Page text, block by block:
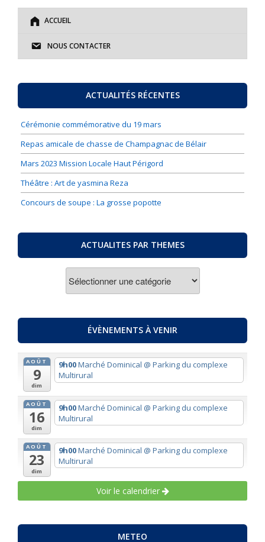
ACCUEIL
NOUS CONTACTER
ACTUALITÉS RÉCENTES
Cérémonie commémorative du 19 mars
Repas amicale de chasse de Champagnac de Bélair
Mars 2023 Mission Locale Haut Périgord
Théâtre : Art de yasmina Reza
Concours de soupe : La grosse popotte
ACTUALITES PAR THEMES
ÉVÈNEMENTS À VENIR
AOÛT
9
dim
9h00Marché Dominical @ Parking du complexe
Multirural
AOÛT
16
dim
9h00Marché Dominical @ Parking du complexe
Multirural
AOÛT
23
dim
9h00Marché Dominical @ Parking du complexe
Multirural
Voir le calendrier
METEO